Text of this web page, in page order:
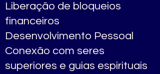
Liberação de bloqueios
financeiros
Desenvolvimento Pessoal
Conexão com seres
superiores e guias espirituais